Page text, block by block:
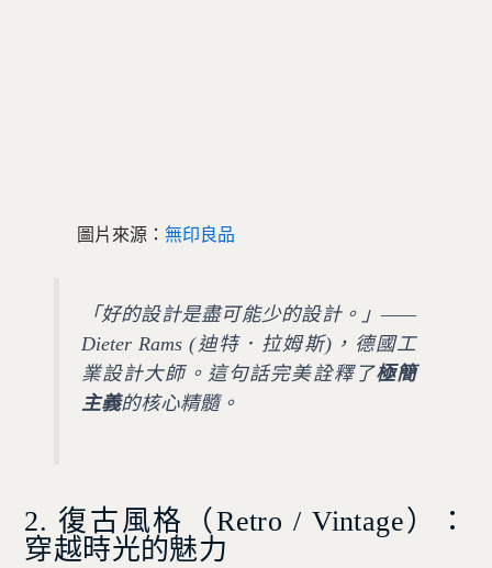
圖片來源：無印良品
「好的設計是盡可能少的設計。」——
Dieter Rams (迪特．拉姆斯)，德國工
業設計大師。這句話完美詮釋了極簡
主義的核心精髓。
2. 復古風格（Retro / Vintage）：
穿越時光的魅力